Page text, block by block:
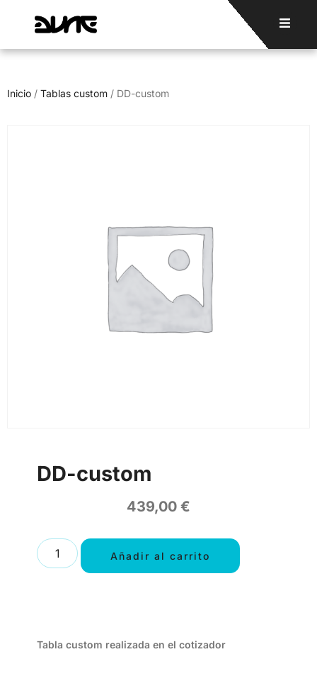
Inicio / Tablas custom / DD-custom
DD-custom
439,00 €
Añadir al carrito
Tabla custom realizada en el cotizador